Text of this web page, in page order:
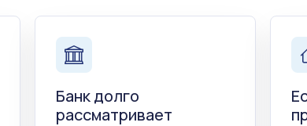
Банк долго
рассматривает